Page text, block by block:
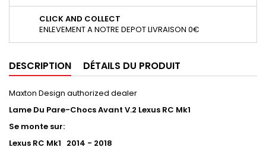
CLICK AND COLLECT
ENLEVEMENT A NOTRE DEPOT LIVRAISON 0€
DESCRIPTION DÉTAILS DU PRODUIT
Maxton Design authorized dealer
Lame Du Pare-Chocs Avant V.2 Lexus RC Mk1
Se monte sur:
Lexus RC Mk1 2014 - 2018